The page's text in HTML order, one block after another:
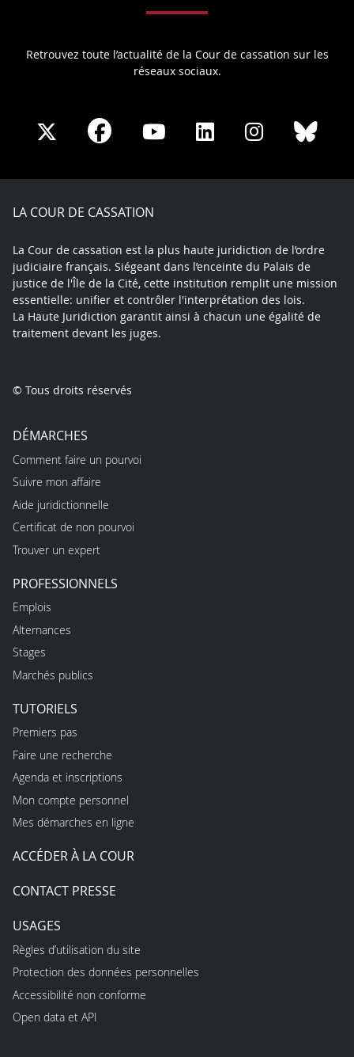
Retrouvez toute l’actualité de la Cour de cassation sur les
réseaux sociaux.
Share
X
Share
Facebook
Share
Youtube
Share
LinkedIn
Share
Instagram
LA COUR DE CASSATION
La Cour de cassation est la plus haute juridiction de l’ordre
judiciaire français. Siégeant dans l’enceinte du Palais de
justice de l'Île de la Cité, cette institution remplit une mission
essentielle: unifier et contrôler l'interprétation des lois.
La Haute Juridiction garantit ainsi à chacun une égalité de
traitement devant les juges.
© Tous droits réservés
DÉMARCHES
Comment faire un pourvoi
Suivre mon affaire
Aide juridictionnelle
Certificat de non pourvoi
Trouver un expert
PROFESSIONNELS
Emplois
Alternances
Stages
Marchés publics
TUTORIELS
Premiers pas
Faire une recherche
Agenda et inscriptions
Mon compte personnel
Mes démarches en ligne
ACCÉDER À LA COUR
CONTACT PRESSE
USAGES
Règles d’utilisation du site
Protection des données personnelles
Accessibilité non conforme
Open data et API